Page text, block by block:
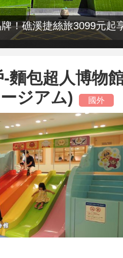
！礁溪捷絲旅3099元起
-麵包超人博物
ジアム)
國外